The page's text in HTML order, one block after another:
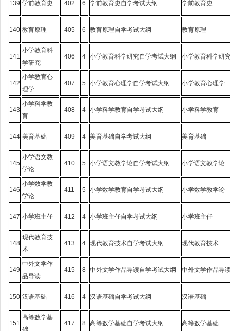
139 学前教育史 402 6 学前教育史自学考试大纲 学前教育史
140 教育原理 405 6 教育原理自学考试大纲 教育原理
141
小学教育科
学研究
406 4 小学教育科学研究自学考试大纲 小学教育科学研
142
小学教育心
理学
407 5 小学教育心理学自学考试大纲 小学教育心理学
143
小学科学教
育
408 4 小学科学教育自学考试大纲 小学科学教育
144 美育基础 409 4 美育基础自学考试大纲 美育基础
145
小学语文教
学论
410 5 小学语文教学论自学考试大纲 小学语文教学论
146
小学数学教
学论
411 5 小学数学教育自学考试大纲 小学数学教学论
147 小学班主任 412 4 小学班主任自学考试大纲 小学班主任
148
现代教育技
术
413 4 现代教育技术自学考试大纲 现代教育技术
149
中外文学作
品导读
415 8 中外文学作品导读自学考试大纲 中外文学作品导
150 汉语基础 416 4 汉语基础自学考试大纲 汉语基础
151
高等数学基
础
417 8 高等数学基础自学考试大纲 高等数学基础